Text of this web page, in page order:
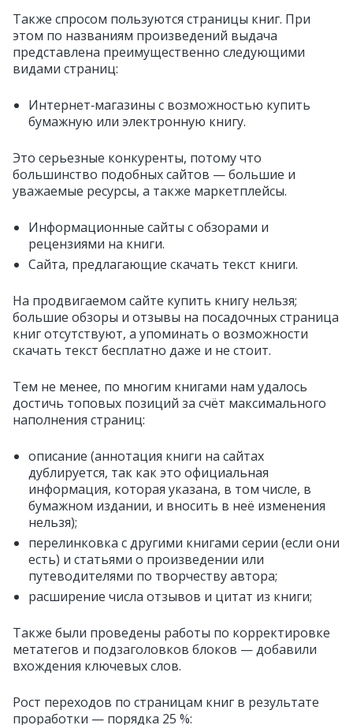
Также спросом пользуются страницы книг. При
этом по названиям произведений выдача
представлена преимущественно следующими
видами страниц:
Интернет‑магазины с возможностью купить
бумажную или электронную книгу.
Это серьезные конкуренты, потому что
большинство подобных сайтов — большие и
уважаемые ресурсы, а также маркетплейсы.
Информационные сайты с обзорами и
рецензиями на книги.
Сайта, предлагающие скачать текст книги.
На продвигаемом сайте купить книгу нельзя;
большие обзоры и отзывы на посадочных страница
книг отсутствуют, а упоминать о возможности
скачать текст бесплатно даже и не стоит.
Тем не менее, по многим книгами нам удалось
достичь топовых позиций за счёт максимального
наполнения страниц:
описание (аннотация книги на сайтах
дублируется, так как это официальная
информация, которая указана, в том числе, в
бумажном издании, и вносить в неё изменения
нельзя);
перелинковка с другими книгами серии (если они
есть) и статьями о произведении или
путеводителями по творчеству автора;
расширение числа отзывов и цитат из книги;
Также были проведены работы по корректировке
метатегов и подзаголовков блоков — добавили
вхождения ключевых слов.
Рост переходов по страницам книг в результате
проработки — порядка 25 %: